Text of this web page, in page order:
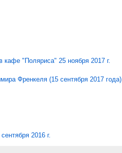
кафе "Поляриса" 25 ноября 2017 г.
Френкеля (15 сентября 2017 года)
2016 г.